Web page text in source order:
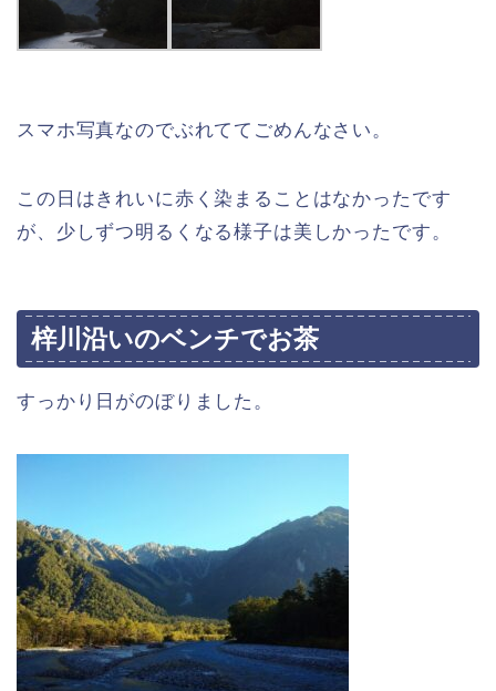
スマホ写真なのでぶれててごめんなさい。
この日はきれいに赤く染まることはなかったです
が、少しずつ明るくなる様子は美しかったです。
梓川沿いのベンチでお茶
すっかり日がのぼりました。